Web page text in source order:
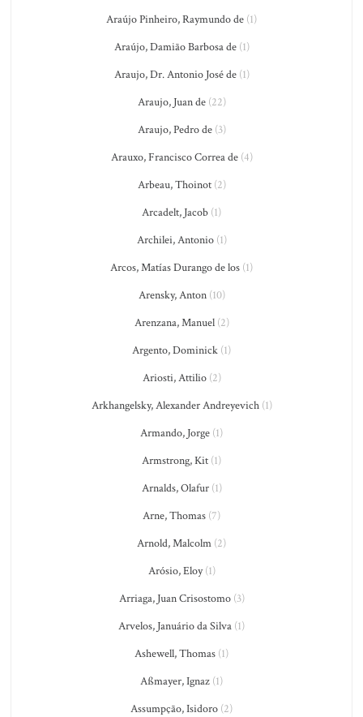
Araújo Pinheiro, Raymundo de (1)
Araújo, Damião Barbosa de(1)
Araujo, Dr. Antonio José de(1)
Araujo, Juan de(22)
Araujo, Pedro de(3)
Arauxo, Francisco Correa de(4)
Arbeau, Thoinot(2)
Arcadelt, Jacob (1)
Archilei, Antonio(1)
Arcos, Matías Durango de los (1)
Arensky, Anton(10)
Arenzana, Manuel(2)
Argento, Dominick (1)
Ariosti, Attilio(2)
Arkhangelsky, Alexander Andreyevich(1)
Armando, Jorge (1)
Armstrong, Kit (1)
Arnalds, Olafur(1)
Arne, Thomas (7)
Arnold, Malcolm (2)
Arósio, Eloy(1)
Arriaga, Juan Crisostomo(3)
Arvelos, Januário da Silva (1)
Ashewell, Thomas (1)
Aßmayer, Ignaz (1)
Assumpção, Isidoro (2)